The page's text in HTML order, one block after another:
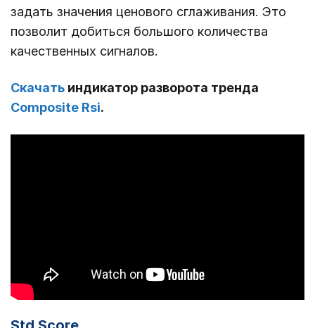
задать значения ценового сглаживания. Это
позволит добиться большого количества
качественных сигналов.
Скачать индикатор разворота тренда
Composite Rsi.